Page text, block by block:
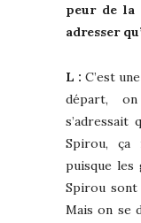
peur de la
adresser
L : C’est
départ,
s’adressait
Spirou, ça
puisque les
Spirou sont
Mais on se